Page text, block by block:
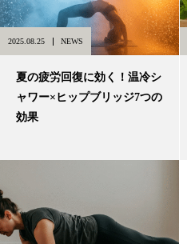
2025.08.25 NEWS
夏の疲労回復に効く！温冷シ
ャワー×ヒップブリッジ7つの
効果